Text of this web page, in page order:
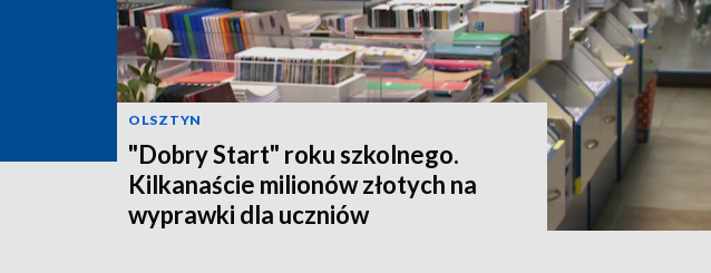
OLSZTYN
"Dobry Start" roku szkolnego.
Kilkanaście milionów złotych na
wyprawki dla uczniów